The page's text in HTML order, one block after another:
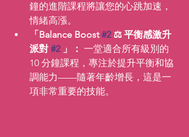
鐘的進階課程將讓您的心跳加速，
情緒高漲。
「Balance Boost #2 ⚖ 平衡感激升
派對 #2 」： 一堂適合所有級別的
10 分鐘課程，專注於提升平衡和協
調能力——隨著年齡增長，這是一
項非常重要的技能。